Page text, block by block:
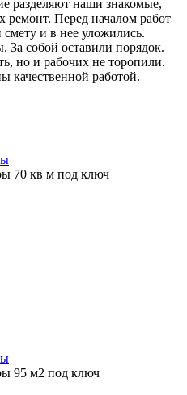
разделяют наши знакомые,
ремонт. Перед началом работ
и в нее уложились.
собой оставили порядок.
но и рабочих не торопили.
качественной работой.
70 кв м под ключ
95 м2 под ключ